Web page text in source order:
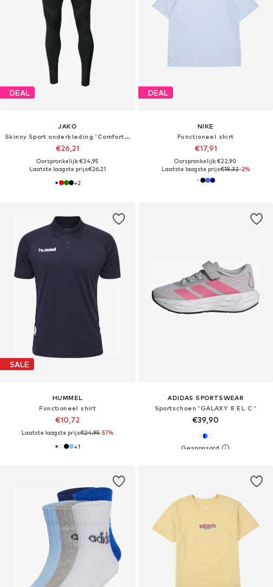
DEAL
JAKO
Skinny Sport onderkleding 'Comfort 2.0'
€26,21
Oorspronkelijk: €34,95
Laatste laagste prijs:€26,21
+2
DEAL
NIKE
Functioneel shirt
€17,91
Oorspronkelijk: €22,90
Laatste laagste prijs:€18,32-2%
SALE
HUMMEL
Functioneel shirt
€10,72
Laatste laagste prijs:€24,95-57%
+1
ADIDAS SPORTSWEAR
Sportschoen 'GALAXY 8 EL C '
€39,90